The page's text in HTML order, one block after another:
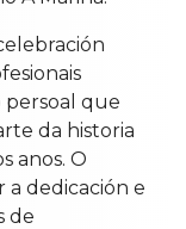
persoal que
da historia
anos. O
dedicación e
de